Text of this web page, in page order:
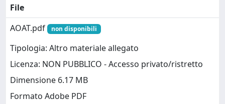
File
AOAT.pdf
non disponibili
Tipologia: Altro materiale allegato
Licenza: NON PUBBLICO - Accesso privato/ristretto
Dimensione 6.17 MB
Formato Adobe PDF